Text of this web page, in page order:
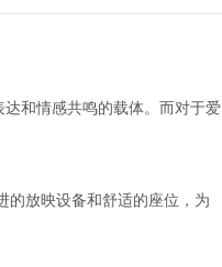
和情感共鸣的载体。而对于爱
的放映设备和舒适的座位，为